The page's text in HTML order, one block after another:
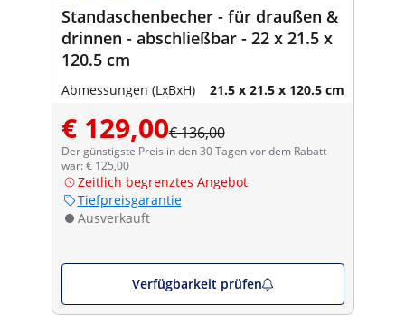
Standaschenbecher - für draußen &
drinnen - abschließbar - 22 x 21.5 x
120.5 cm
Abmessungen (LxBxH) 21.5 x 21.5 x 120.5 cm
€ 129,00€ 136,00
Der günstigste Preis in den 30 Tagen vor dem Rabatt
war: € 125,00
Zeitlich begrenztes Angebot
Tiefpreisgarantie
Ausverkauft
Verfügbarkeit prüfen